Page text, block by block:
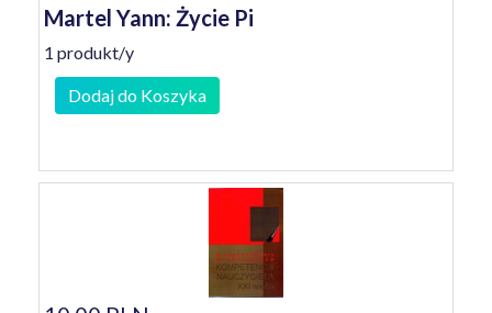
Martel Yann: Życie Pi
1 produkt/y
Dodaj do Koszyka